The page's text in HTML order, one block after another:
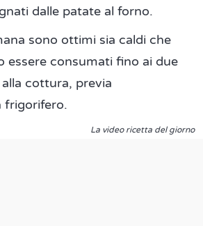
dalle patate al forno.
sono ottimi sia caldi che
essere consumati fino ai due
cottura, previa
frigorifero.
La video ricetta del giorno